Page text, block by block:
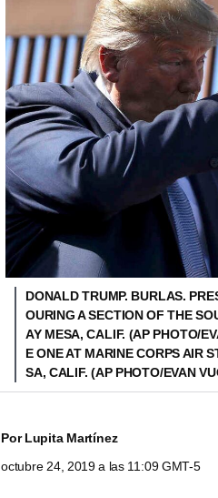
DONALD TRUMP. BURLAS.
OURING A SECTION OF THE
AY MESA, CALIF. (AP PHOTO/
E ONE AT MARINE CORPS AIR
SA, CALIF. (AP PHOTO/EVAN
PorLupita Martínez
octubre 24, 2019 a las 11:09 GMT-5